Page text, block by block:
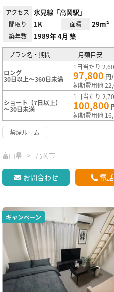
アクセス 氷見線「高岡駅」
間取り 1K 面積 29m²
築年数 1989年 4月 築
プラン名・期間 月額目安
ロング
30日以上～360日未満
1日当たり
97,800 円
初期費用他
ショート【7日以上】
～30日未満
1日当たり
100,800
初期費用他
禁煙ルーム
富山県 高岡市
お問合わせ 電
キャンペーン